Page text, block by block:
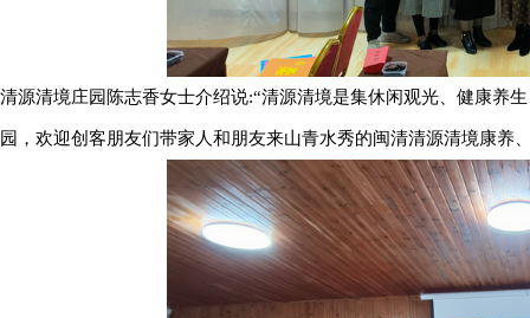
清源清境庄园陈志香女士介绍说:“清源清境是集休闲观光、健康养
园，欢迎创客朋友们带家人和朋友来山青水秀的闽清清源清境康养